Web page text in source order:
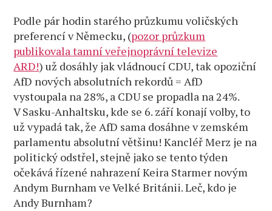
Podle pár hodin starého průzkumu voličských
preferencí v Německu, (pozor průzkum
publikovala tamní veřejnoprávní televize
ARD!) už dosáhly jak vládnoucí CDU, tak opoziční
AfD nových absolutních rekordů = AfD
vystoupala na 28%, a CDU se propadla na 24%.
V Sasku-Anhaltsku, kde se 6. září konají volby, to
už vypadá tak, že AfD sama dosáhne v zemském
parlamentu absolutní většinu! Kancléř Merz je na
politický odstřel, stejně jako se tento týden
očekává řízené nahrazení Keira Starmer novým
Andym Burnham ve Velké Británii. Leč, kdo je
Andy Burnham?